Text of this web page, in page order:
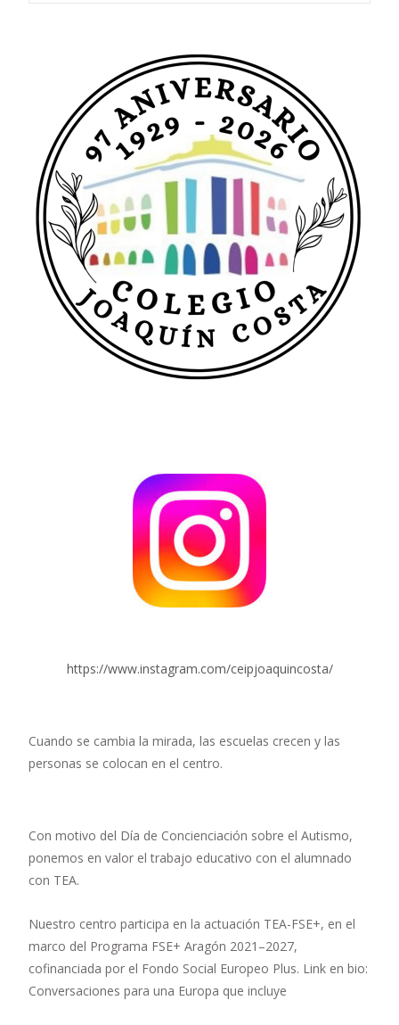
entradas
https://www.instagram.com/ceipjoaquincosta/
Cuando se cambia la mirada, las escuelas crecen y las
personas se colocan en el centro.
Con motivo del Día de Concienciación sobre el Autismo,
ponemos en valor el trabajo educativo con el alumnado
con TEA.
Nuestro centro participa en la actuación TEA-FSE+, en el
marco del Programa FSE+ Aragón 2021–2027,
cofinanciada por el Fondo Social Europeo Plus. Link en bio:
Conversaciones para una Europa que incluye